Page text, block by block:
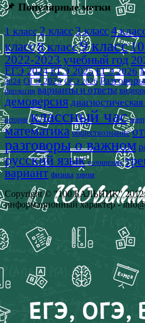
📌 Популярные метки
1 класс 2 класс 3 класс4
класс8 класс9 класс
2022-2023 учебный год
ЕГЭ 2024 ЕГЭ 2025 ЕГЭ 2026
2024 ОГЭ 2025 ОГЭ 2026
биология варианты и ответы
демоверсия
история классный час
математика обществознание
разговоры о важном
русский язык сочинение
вариант физика химия
Copyright © "100 БАЛЬНИК" 2012
информационный характер -